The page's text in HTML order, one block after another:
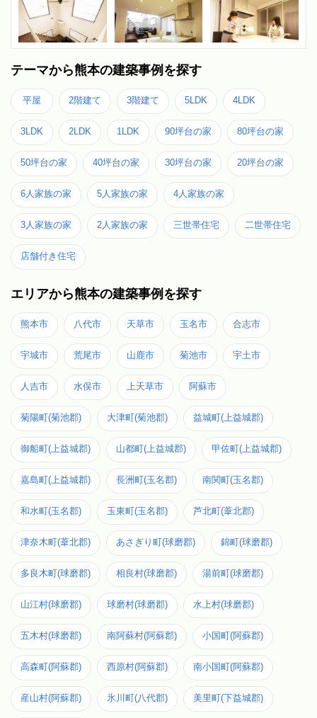
テーマから熊本の建築事例を探す
平屋 2階建て 3階建て 5LDK 4LDK
3LDK 2LDK 1LDK 90坪台の家 80坪台の家
50坪台の家 40坪台の家 30坪台の家 20坪台の家
6人家族の家 5人家族の家 4人家族の家
3人家族の家 2人家族の家 三世帯住宅 二世帯住宅
店舗付き住宅
エリアから熊本の建築事例を探す
熊本市 八代市 天草市 玉名市 合志市
宇城市 荒尾市 山鹿市 菊池市 宇土市
人吉市 水俣市 上天草市 阿蘇市
菊陽町(菊池郡) 大津町(菊池郡) 益城町(上益城郡)
御船町(上益城郡) 山都町(上益城郡) 甲佐町(上益城郡)
嘉島町(上益城郡) 長洲町(玉名郡) 南関町(玉名郡)
和水町(玉名郡) 玉東町(玉名郡) 芦北町(葦北郡)
津奈木町(葦北郡) あさぎり町(球磨郡) 錦町(球磨郡)
多良木町(球磨郡) 相良村(球磨郡) 湯前町(球磨郡)
山江村(球磨郡) 球磨村(球磨郡) 水上村(球磨郡)
五木村(球磨郡) 南阿蘇村(阿蘇郡) 小国町(阿蘇郡)
高森町(阿蘇郡) 西原村(阿蘇郡) 南小国町(阿蘇郡)
産山村(阿蘇郡) 氷川町(八代郡) 美里町(下益城郡)